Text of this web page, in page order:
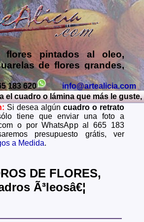
flores pintados al oleo,
de flores grandes,
flores en bodegones,
flores, cuadros de flores
Venta de cuadros al óleo
museo online de
al oleo particular, en
tengo obras de arte
y reproducciones en
de pintores famosos,
animales y
naturales como urbanos,
o portadas, puentes,
patios, molinos, flores,
183 620
info@artealicia.com
o lámina que más le guste,
Si desea algún cuadro o retrato
tiene que enviar una foto a
o por WhatsApp al 665 183
presupuesto grátis, ver
a Medida.
DE FLORES,
Ã³leosâ€¦